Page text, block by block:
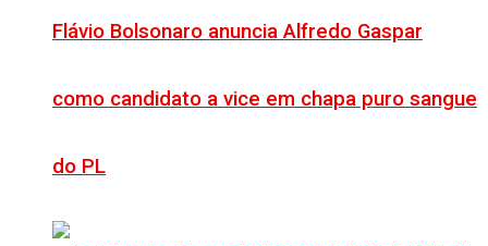
Flávio Bolsonaro anuncia Alfredo Gaspar
como candidato a vice em chapa puro sangue
do PL